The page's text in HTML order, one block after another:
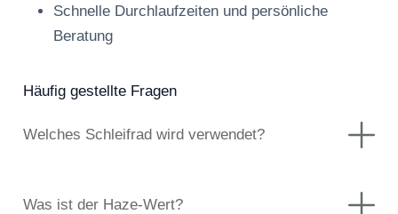
Schnelle Durchlaufzeiten und persönliche
Beratung
Häufig gestellte Fragen
Welches Schleifrad wird verwendet?
Was ist der Haze-Wert?